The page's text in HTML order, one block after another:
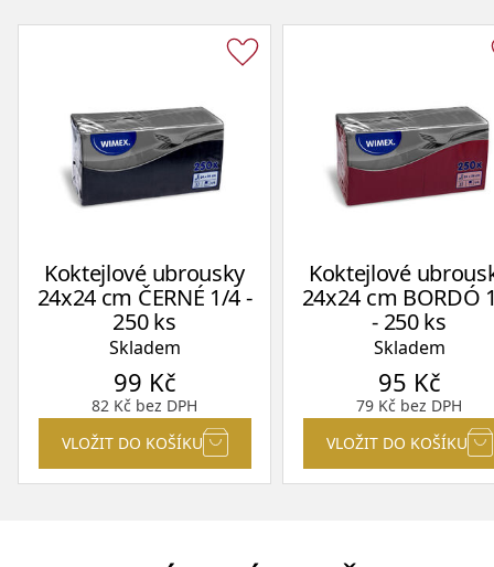
Koktejlové ubrousky
24x24 cm ČERNÉ 1/4 -
250 ks
Skladem
99 Kč
82 Kč bez DPH
VLOŽIT DO KOŠÍKU
Koktejlové
24x24 cm BORDÓ
- 250 ks
Skladem
95 Kč
79 Kč bez DPH
VLOŽIT DO KOŠÍKU